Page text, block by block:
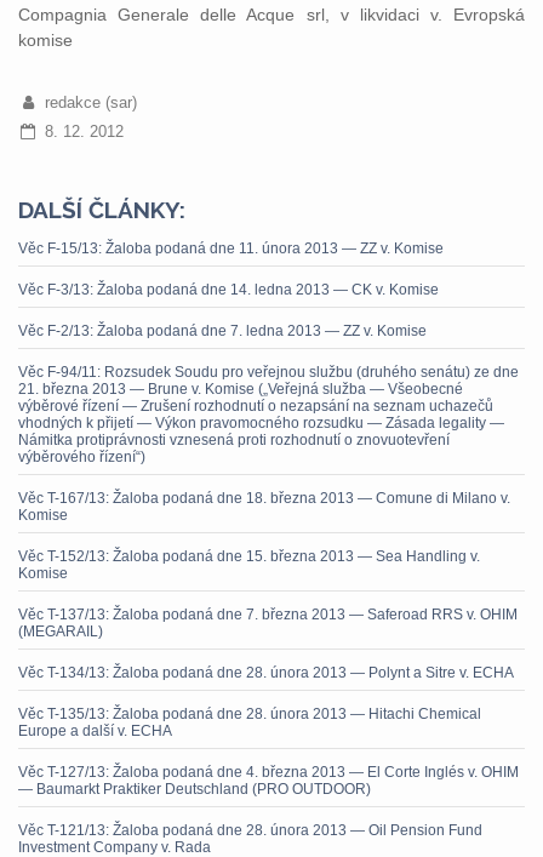
Compagnia Generale delle Acque srl, v likvidaci v. Evropská
komise
redakce (sar)
8. 12. 2012
DALŠÍ ČLÁNKY:
Věc F-15/13: Žaloba podaná dne 11. února 2013 — ZZ v. Komise
Věc F-3/13: Žaloba podaná dne 14. ledna 2013 — CK v. Komise
Věc F-2/13: Žaloba podaná dne 7. ledna 2013 — ZZ v. Komise
Věc F-94/11: Rozsudek Soudu pro veřejnou službu (druhého senátu) ze dne
21. března 2013 — Brune v. Komise („Veřejná služba — Všeobecné
výběrové řízení — Zrušení rozhodnutí o nezapsání na seznam uchazečů
vhodných k přijetí — Výkon pravomocného rozsudku — Zásada legality —
Námitka protiprávnosti vznesená proti rozhodnutí o znovuotevření
výběrového řízení“)
Věc T-167/13: Žaloba podaná dne 18. března 2013 — Comune di Milano v.
Komise
Věc T-152/13: Žaloba podaná dne 15. března 2013 — Sea Handling v.
Komise
Věc T-137/13: Žaloba podaná dne 7. března 2013 — Saferoad RRS v. OHIM
(MEGARAIL)
Věc T-134/13: Žaloba podaná dne 28. února 2013 — Polynt a Sitre v. ECHA
Věc T-135/13: Žaloba podaná dne 28. února 2013 — Hitachi Chemical
Europe a další v. ECHA
Věc T-127/13: Žaloba podaná dne 4. března 2013 — El Corte Inglés v. OHIM
— Baumarkt Praktiker Deutschland (PRO OUTDOOR)
Věc T-121/13: Žaloba podaná dne 28. února 2013 — Oil Pension Fund
Investment Company v. Rada